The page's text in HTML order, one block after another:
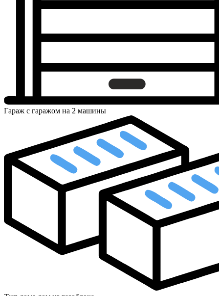
Гараж с гаражом на 2 машины